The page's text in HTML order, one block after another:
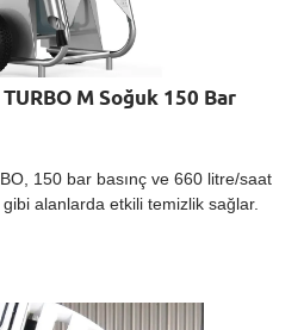
M Soğuk 150 Bar
150 bar basınç ve 660 litre/saat
alanlarda etkili temizlik sağlar.